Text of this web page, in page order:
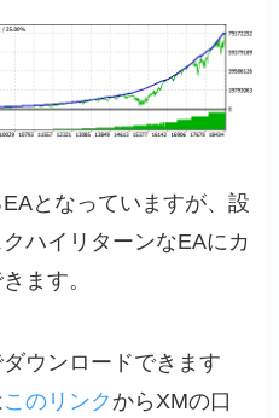
となっていますが、設
ハイリターンなEAにカ
ます。
ウンロードできます
このリンク からXMの口